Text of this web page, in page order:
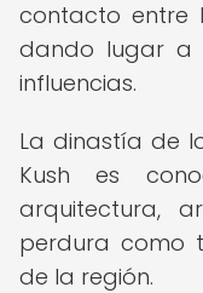
contacto entre
dando lugar a
influencias.
La dinastía de
Kush es
arquitectura,
perdura como
de la región.